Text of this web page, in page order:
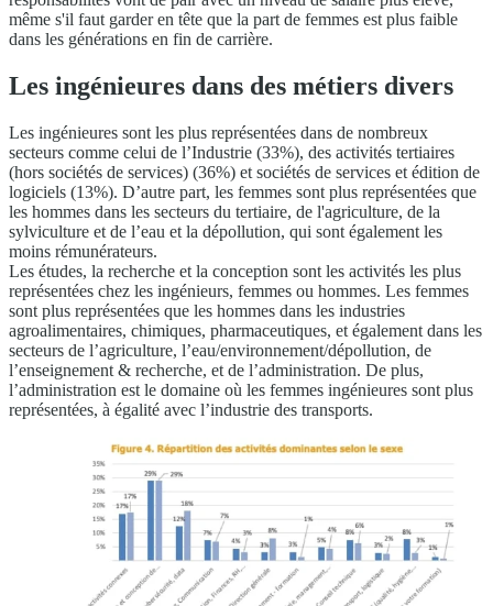
même s'il faut garder en tête que la part de femmes est plus faible
dans les générations en fin de carrière.
Les ingénieures dans des métiers divers
Les ingénieures sont les plus représentées dans de nombreux
secteurs comme celui de l’Industrie (33%), des activités tertiaires
(hors sociétés de services) (36%) et sociétés de services et édition de
logiciels (13%). D’autre part, les femmes sont plus représentées que
les hommes dans les secteurs du tertiaire, de l'agriculture, de la
sylviculture et de l’eau et la dépollution, qui sont également les
moins rémunérateurs.
Les études, la recherche et la conception sont les activités les plus
représentées chez les ingénieurs, femmes ou hommes. Les femmes
sont plus représentées que les hommes dans les industries
agroalimentaires, chimiques, pharmaceutiques, et également dans les
secteurs de l’agriculture, l’eau/environnement/dépollution, de
l’enseignement & recherche, et de l’administration. De plus,
l’administration est le domaine où les femmes ingénieures sont plus
représentées, à égalité avec l’industrie des transports.